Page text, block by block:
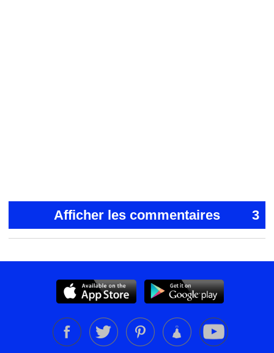
Afficher les commentaires 3